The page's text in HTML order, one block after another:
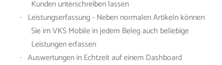
Kunden unterschreiben lassen
·
Leistungserfassung - Neben normalen Artikeln können
Sie im VKSMobile in jedem Beleg auch beliebige
Leistungen erfassen
· Auswertungen in Echtzeit auf einem Dashboard